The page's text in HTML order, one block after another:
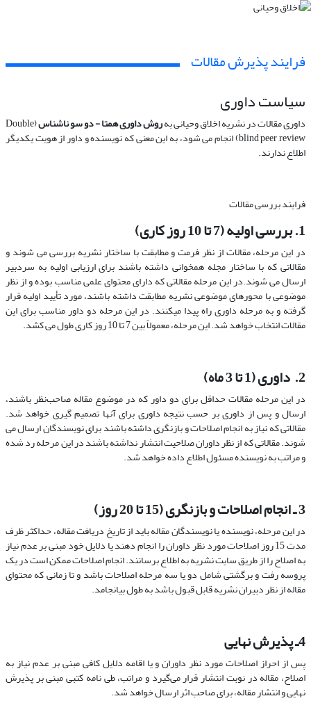
فرایند پذیرش مقالات
سیاست داوری
داوری مقالات در نشریه اخلاق وحیانی بهروش داوری همتا - دو سو ناشناس (Double
blind peer review) انجام می شود، به این معنی که نویسنده و داور از هویت یکدیگر
اطلاع ندارند.
فرایند بررسی مقالات
1. بررسی اولیه (7 تا 10 روز کاری)
در این مرحله، مقالات از نظر فرمت و مطابقت با ساختار نشریه بررسی می شوند و
مقالاتی که با ساختار مجله همخوانی داشته باشند برای ارزیابی اولیه به سردبیر
ارسال می شوند.در این مرحله مقالاتی که دارای محتوای علمی مناسب بوده و از نظر
موضوعی با محورهای موضوعی نشریه مطابقت داشته باشند، مورد تأیید اولیه قرار
گرفته و به مرحله داوری راه پیدا میکنند. در این مرحله دو داور مناسب برای این
مقالات انتخاب خواهد شد. این مرحله، معمولاً بین 7 تا 10 روز کاری طول می کشد.
2. داوری (1 تا 3 ماه)
در این مرحله مقالات حداقل برای دو داور که در موضوع مقاله صاحب‌نظر باشند،
ارسال و پس از داوری بر حسب نتیجه داوری برای آنها تصمیم گیری خواهد شد.
مقالاتی که نیاز به انجام اصلاحات و بازنگری داشته باشند برای نویسندگان ارسال می
شوند. مقالاتی که از نظر داوران صلاحیت انتشار نداشته باشند در این مرحله رد شده
و مراتب به نویسنده مسئول اطلاع داده خواهد شد.
3 ـ انجام اصلاحات و بازنگری (15 تا 20 روز)
در این مرحله، نویسنده یا نویسندگان مقاله باید از تاریخ دریافت مقاله، حداکثر ظرف
مدت 15 روز اصلاحات مورد نظر داوران را انجام دهند یا دلایل خود مبنی بر عدم نیاز
به اصلاح را از طریق سایت نشریه به اطلاع برسانند. انجام اصلاحات ممکن است در یک
پروسه رفت و برگشتی شامل دو یا سه مرحله اصلاحات باشد و تا زمانی که محتوای
مقاله از نظر دبیران نشریه قابل قبول باشد به طول بیانجامد.
4ـ پذیرش نهایی
پس از احراز اصلاحات مورد نظر داوران و یا اقامه دلایل کافی مبنی بر عدم نیاز به
اصلاح، مقاله در نوبت انتشار قرار می‌گیرد و مراتب، طی نامه کتبی مبنی بر پذیرش
نهایی و انتشار مقاله، برای صاحب اثر ارسال خواهد شد.